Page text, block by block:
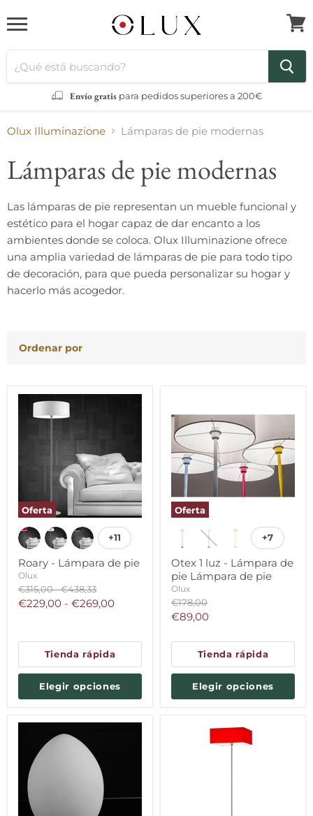
Envío gratis para pedidos superiores a 200€
Olux Illuminazione Lámparas de pie modernas
Lámparas de pie modernas
Las lámparas de pie representan un mueble funcional y
estético para el hogar capaz de dar encanto a los
ambientes donde se coloca. Olux Illuminazione ofrece
una amplia variedad de lámparas de pie para todo tipo
de decoración, para que pueda personalizar su hogar y
hacerlo más acogedor.
Ordenar por
Oferta
+11
Roary - Lámpara de pie
Olux
Precio
original
€315,00-Precio
original
€438,33
€229,00 - €269,00
Tienda rápida
Elegir opciones
Oferta
+7
Otex 1 luz - Lámpara de
pie Lámpara de pie
Olux
Precio
original
€178,00
Precio
€89,00
Tienda rápida
Elegir opciones